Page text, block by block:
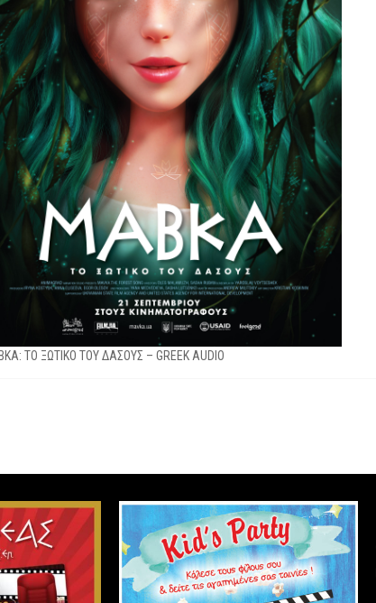
ΤΟ ΞΩΤΙΚΟ ΤΟΥ ΔΑΣΟΥΣ – GREEK AUDIO